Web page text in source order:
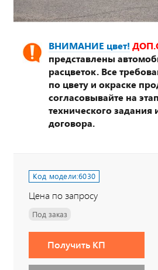
ВНИМАНИЕ цвет!
представлены
расцветок. Все
по цвету и окраске
согласовывайте на
технического задания
договора.
Код модели:6030
Цена по запросу
Под заказ
Получить КП